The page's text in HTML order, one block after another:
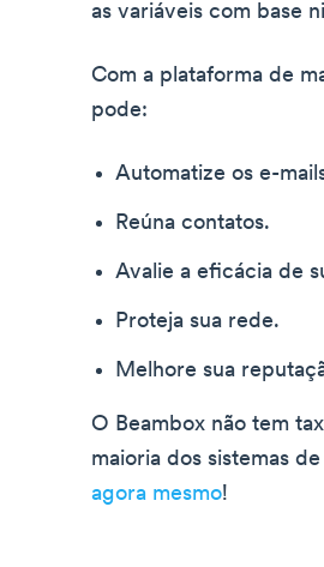
as variáveis com base
Com a plataforma de
pode:
Automatize os e-
Reúna contatos.
Avalie a eficácia de
Proteja sua rede.
Melhore sua
O Beambox não tem
maioria dos sistemas
agora mesmo!